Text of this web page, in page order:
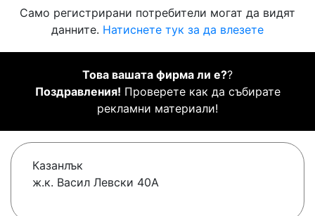
Само регистрирани потребители могат да видят
данните. Натиснете тук за да влезете
Това вашата фирма ли е??
Поздравления! Проверете как да събирате
рекламни материали!
Казанлък
ж.к. Васил Левски 40А